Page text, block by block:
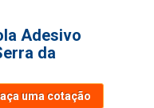
Adesivo
da
uma cotação